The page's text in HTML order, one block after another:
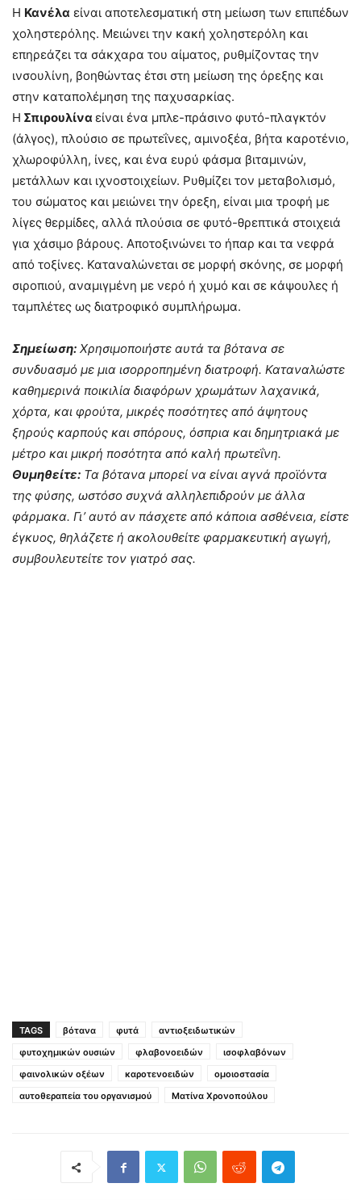
Η Κανέλα είναι αποτελεσματική στη μείωση των επιπέδων
χοληστερόλης. Μειώνει την κακή χοληστερόλη και
επηρεάζει τα σάκχαρα του αίματος, ρυθμίζοντας την
ινσουλίνη, βοηθώντας έτσι στη μείωση της όρεξης και
στην καταπολέμηση της παχυσαρκίας.
Η Σπιρουλίνα είναι ένα μπλε-πράσινο φυτό-πλαγκτόν
(άλγος), πλούσιο σε πρωτεΐνες, αμινοξέα, βήτα καροτένιο,
χλωροφύλλη, ίνες, και ένα ευρύ φάσμα βιταμινών,
μετάλλων και ιχνοστοιχείων. Ρυθμίζει τον μεταβολισμό,
του σώματος και μειώνει την όρεξη, είναι μια τροφή με
λίγες θερμίδες, αλλά πλούσια σε φυτό-θρεπτικά στοιχειά
για χάσιμο βάρους. Αποτοξινώνει το ήπαρ και τα νεφρά
από τοξίνες. Καταναλώνεται σε μορφή σκόνης, σε μορφή
σιροπιού, αναμιγμένη με νερό ή χυμό και σε κάψουλες ή
ταμπλέτες ως διατροφικό συμπλήρωμα.
Σημείωση: Χρησιμοποιήστε αυτά τα βότανα σε
συνδυασμό με μια ισορροπημένη διατροφή. Καταναλώστε
καθημερινά ποικιλία διαφόρων χρωμάτων λαχανικά,
χόρτα, και φρούτα, μικρές ποσότητες από άψητους
ξηρούς καρπούς και σπόρους, όσπρια και δημητριακά με
μέτρο και μικρή ποσότητα από καλή πρωτεΐνη.
Θυμηθείτε: Τα βότανα μπορεί να είναι αγνά προϊόντα
της φύσης, ωστόσο συχνά αλληλεπιδρούν με άλλα
φάρμακα. Γι’ αυτό αν πάσχετε από κάποια ασθένεια, είστε
έγκυος, θηλάζετε ή ακολουθείτε φαρμακευτική αγωγή,
συμβουλευτείτε τον γιατρό σας.
TAGS βότανα φυτά
αντιοξειδωτικών
φυτοχημικών ουσιών
φλαβονοειδών
ισοφλαβόνων
φαινολικών οξέων
καροτενοειδών
ομοιοστασία
αυτοθεραπεία του οργανισμού
Ματίνα Χρονοπούλου